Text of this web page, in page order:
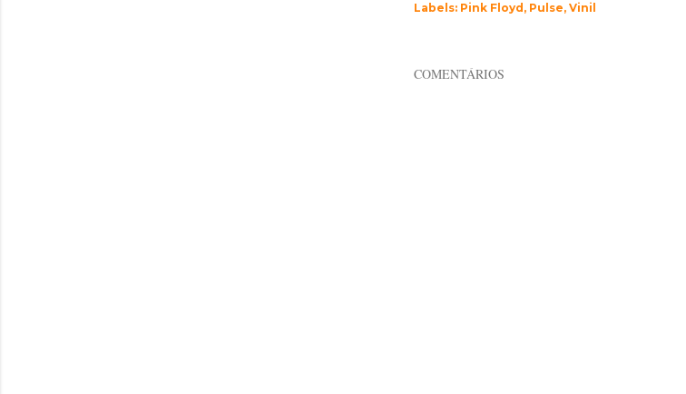
Labels: Pink Floyd Pulse Vinil
COMENTÁRIOS